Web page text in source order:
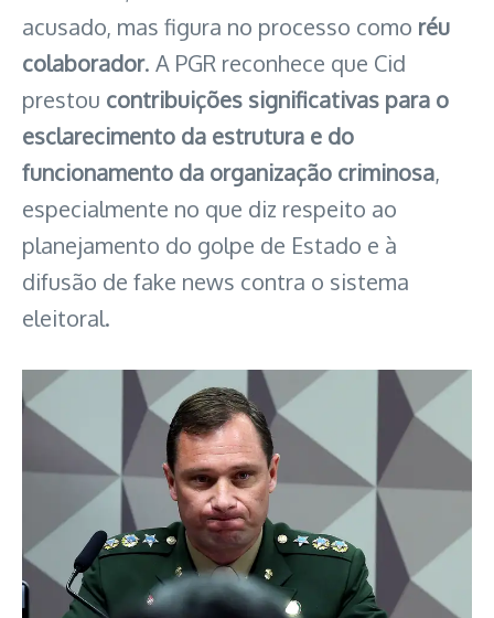
acusado, mas figura no processo como réu
colaborador. A PGR reconhece que Cid
prestou contribuições significativas para o
esclarecimento da estrutura e do
funcionamento da organização criminosa,
especialmente no que diz respeito ao
planejamento do golpe de Estado e à
difusão de fake news contra o sistema
eleitoral.